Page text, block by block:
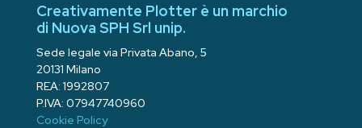
Creativamente Plotter è un marchio
di Nuova SPH Srl unip.
Sede legale via Privata Abano, 5
20131 Milano
REA: 1992807
P.IVA: 07947740960
Cookie Policy